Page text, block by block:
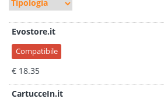
Evostore.it
Compatibile
€ 18.35
CartucceIn.it